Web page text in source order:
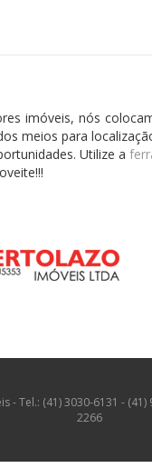
imóveis, nós
meios para
Utilize a
- Tel.: (41) 3030-6131 -
2266